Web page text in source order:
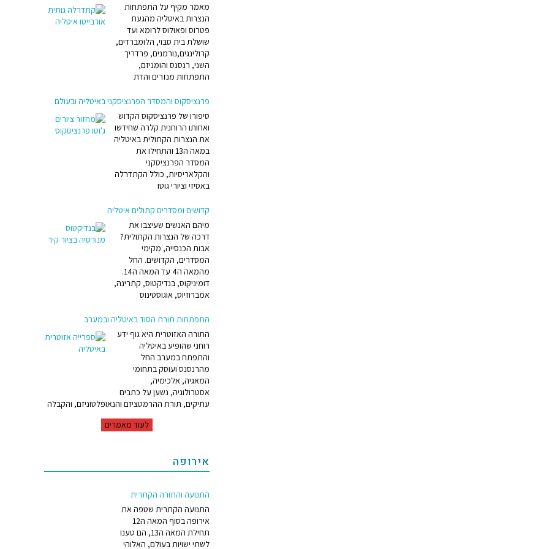
מאמר מקיף על התפתחות
הנצרות באיטליה מהגעת
פטרוס ופאולוס לרומא ועד
שושלת בית סבוי, הלומברדים,
קרולינגים,נורמנים, פרדריך
השני, רנסנס והומניזם,
התפתחות מנזרים והדת
פרנציסקוס והמסדר הפרנציסקני באיטליה ובעולם
סיפורו של פרנציסקוס הקדוש
ואחותו הרוחנית קלרה שחידשו
את הנצרות הקתולית באיטליה
במאה ה13 והתחילו את
המסדר הפרנציסקני
והקלאריסיות, כולל הקתדרלה
באסיזי וציורי גוטו
קדושים ומסדרים קתולים איטליה
מיהם האנשים שעיצבו את
דרכה של הנצרות הקתולית?
אבות הכנסייה, מקימי
המסדרים, הקדושים. החל
מהמאה ה4 עד המאה ה14.
דומיניקוס, בנדיקטוס, קתרינה,
אמברוזיוס, אוגוסטינוס
התפתחות תורת הסוד באיטליה ובמערב
התורה האזוטרית היא גוף ידע
רוחני שהופיע באיטליה
והתפתח במערב החל
מהרנסנס ועוסק בתחומי
המאגיה, אלכימיה,
אסטרולוגיה, נשען על כתבים
עתיקים, תורת ההרמטציזם והנאופלטוניזם, והקבלה
לעוד מאמרים
אירופה
התנועה והתורה הקתרית
התנועה הקתרית שטפה את
אירופה בסוף המאה ה12
תחילת המאה ה13, הם טענו
לשתי ישויות בעולם, האלוהי